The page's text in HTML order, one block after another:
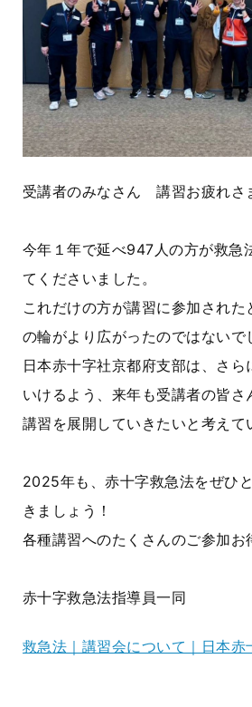
受講者のみなさん 講習お疲れさ
今年１年で延べ947人の方が救急
てくださいました。
これだけの方が講習に参加された
の輪がより広がったのではないで
日本赤十字社京都府支部は、さら
いけるよう、来年も受講者の皆さ
講習を展開していきたいと考えて
2025年も、赤十字救急法をぜひ
きましょう！
各種講習へのたくさんのご参加お
赤十字救急法指導員一同
救急法｜講習会について｜日本